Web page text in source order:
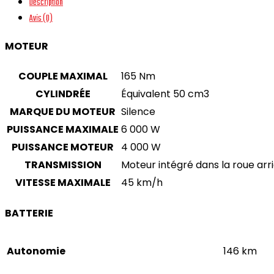
S02 Avis (0)
MOTEUR
COUPLE MAXIMAL
165 Nm
CYLINDRÉE
Équivalent 50 cm3
MARQUE DU MOTEUR Silence
PUISSANCE MAXIMALE 6 000 W
PUISSANCE MOTEUR
4 000 W
TRANSMISSION
Moteur intégré dans la roue
VITESSE MAXIMALE
45 km/h
BATTERIE
Autonomie 146 km